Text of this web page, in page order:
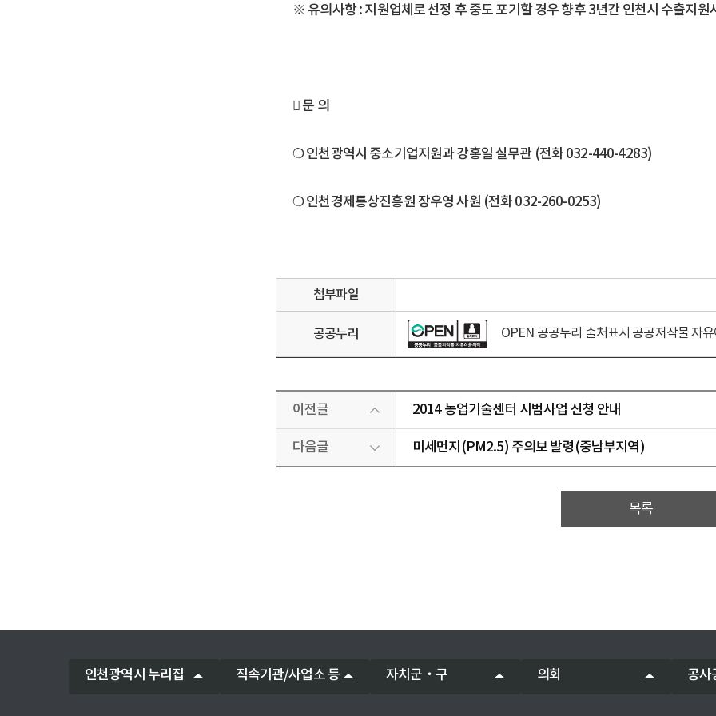
※ 유의사항 : 지원업체로 선정 후 중도 포기할 경우 향후 3년간 인천시 수출지원
󰏚 문 의
❍ 인천광역시 중소기업지원과 강홍일 실무관 (전화 032-440-4283)
❍ 인천경제통상진흥원 장우영 사원 (전화 032-260-0253)
첨부파일
공공누리 OPEN 공공누리 출처표시 공공저작물 자
이전글 2014 농업기술센터 시범사업 신청 안내
다음글 미세먼지(PM2.5) 주의보 발령(중남부지역)
목록
인천광역시 누리집 직속기관/사업소 등 자치군‧구 의회 공사